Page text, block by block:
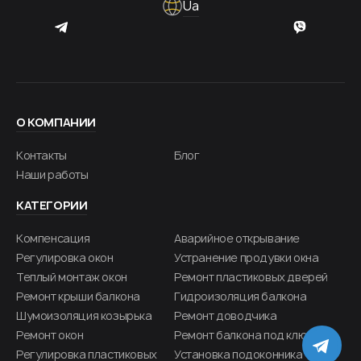
Ua
О КОМПАНИИ
Контакты
Блог
Наши работы
КАТЕГОРИИ
Компенсация
Аварийное открывание
Регулировка окон
Устранение продувки окна
Теплый монтаж окон
Ремонт пластиковых дверей
Ремонт крыши балкона
Гидроизоляция балкона
Шумоизоляция козырька
Ремонт доводчика
Ремонт окон
Ремонт балкона под ключ
Регулировка пластиковых
Установка подоконника